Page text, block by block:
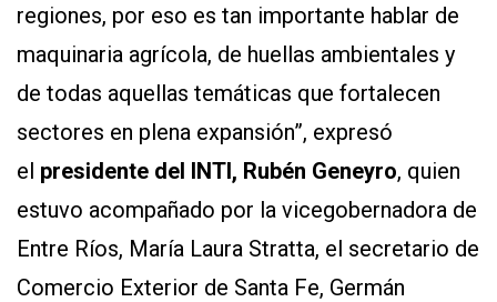
DEL
QUIENES
regiones, por eso es tan importante hablar de
maquinaria agrícola, de huellas ambientales y
de todas aquellas temáticas que fortalecen
sectores en plena expansión”, expresó
el presidente del INTI, Rubén Geneyro, quien
estuvo acompañado por la vicegobernadora de
Entre Ríos, María Laura Stratta, el secretario de
Comercio Exterior de Santa Fe, Germán